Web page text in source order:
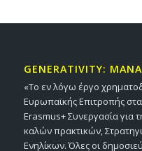
GENERATIVITY:
«Το εν λόγω έργο
Ευρωπαϊκής Επιτροπής
Erasmus+ Συνεργασία για
καλών πρακτικών,
Ενηλίκων. Όλες οι